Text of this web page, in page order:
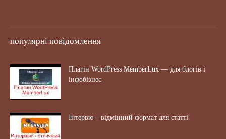
популярні повідомлення
Плагін WordPress MemberLux — для блогів і
інфобізнес
Інтервю – відмінний формат для статті